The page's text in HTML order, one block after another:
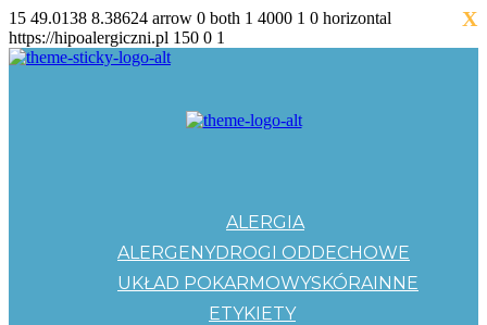
15 49.0138 8.38624 arrow 0 both 1 4000 1 0 horizontal
https://hipoalergiczni.pl 150 0 1
ALERGIA
ALERGENYDROGI ODDECHOWE
UKŁAD POKARMOWYSKÓRAINNE
ETYKIETY
X